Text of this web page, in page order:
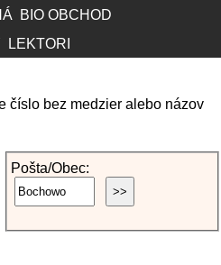
BIO OBCHOD
LEKTORI
číslo bez medzier alebo názov
Pošta/Obec: